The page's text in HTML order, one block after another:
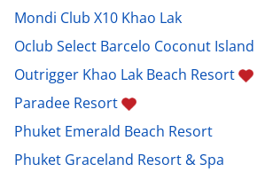
Mondi Club X10 Khao Lak
Oclub Select Barcelo Coconut Island
Outrigger Khao Lak Beach Resort
Paradee Resort
Phuket Emerald Beach Resort
Phuket Graceland Resort & Spa